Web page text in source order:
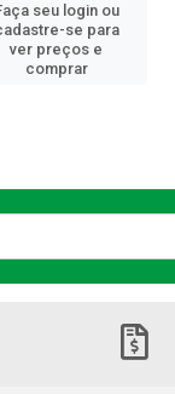
seu login ou
se para
ver preços e
comprar